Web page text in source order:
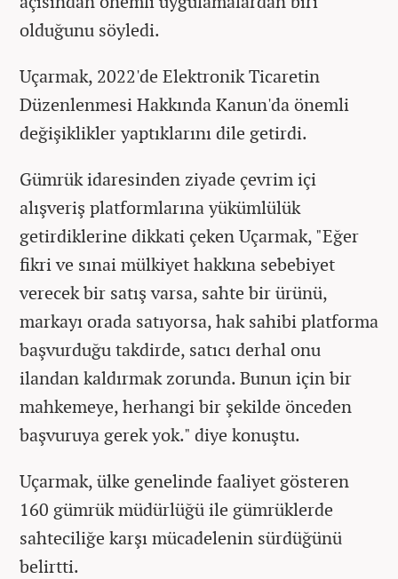
olduğunu söyledi.
Uçarmak, 2022'de Elektronik Ticaretin
Düzenlenmesi Hakkında Kanun'da önemli
değişiklikler yaptıklarını dile getirdi.
Gümrük idaresinden ziyade çevrim içi
alışveriş platformlarına yükümlülük
getirdiklerine dikkati çeken Uçarmak, "Eğer
fikri ve sınai mülkiyet hakkına sebebiyet
verecek bir satış varsa, sahte bir ürünü,
markayı orada satıyorsa, hak sahibi platforma
başvurduğu takdirde, satıcı derhal onu
ilandan kaldırmak zorunda. Bunun için bir
mahkemeye, herhangi bir şekilde önceden
başvuruya gerek yok." diye konuştu.
Uçarmak, ülke genelinde faaliyet gösteren
160 gümrük müdürlüğü ile gümrüklerde
sahteciliğe karşı mücadelenin sürdüğünü
belirtti.